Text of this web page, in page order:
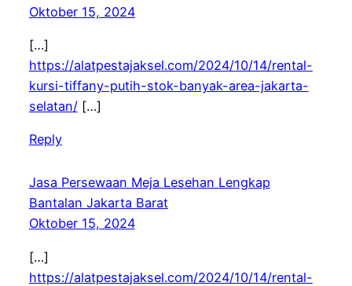
Oktober 15, 2024
[…]
https://alatpestajaksel.com/2024/10/14/rental-
kursi-tiffany-putih-stok-banyak-area-jakarta-
selatan/[…]
Reply
Jasa Persewaan Meja Lesehan Lengkap
Bantalan Jakarta Barat
Oktober 15, 2024
[…]
https://alatpestajaksel.com/2024/10/14/rental-